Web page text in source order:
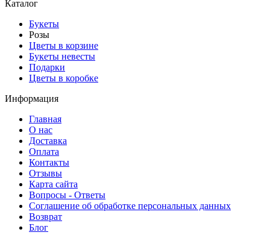
Каталог
Букеты
Розы
Цветы в корзине
Букеты невесты
Подарки
Цветы в коробке
Информация
Главная
О нас
Доставка
Оплата
Контакты
Отзывы
Карта сайта
Вопросы - Ответы
Соглашение об обработке персональных данных
Возврат
Блог